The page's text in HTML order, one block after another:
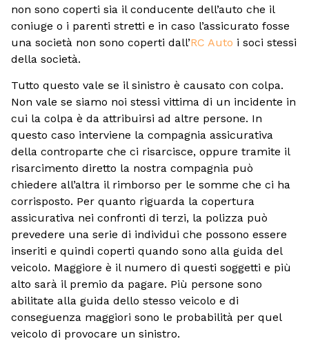
non sono coperti sia il conducente dell’auto che il
coniuge o i parenti stretti e in caso l’assicurato fosse
una società non sono coperti dall’RC Auto i soci stessi
della società.
Tutto questo vale se il sinistro è causato con colpa.
Non vale se siamo noi stessi vittima di un incidente in
cui la colpa è da attribuirsi ad altre persone. In
questo caso interviene la compagnia assicurativa
della controparte che ci risarcisce, oppure tramite il
risarcimento diretto la nostra compagnia può
chiedere all’altra il rimborso per le somme che ci ha
corrisposto. Per quanto riguarda la copertura
assicurativa nei confronti di terzi, la polizza può
prevedere una serie di individui che possono essere
inseriti e quindi coperti quando sono alla guida del
veicolo. Maggiore è il numero di questi soggetti e più
alto sarà il premio da pagare. Più persone sono
abilitate alla guida dello stesso veicolo e di
conseguenza maggiori sono le probabilità per quel
veicolo di provocare un sinistro.